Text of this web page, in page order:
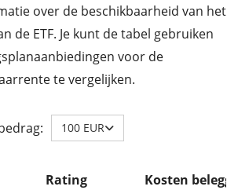
over de beschikbaarheid van het
de ETF. Je kunt de tabel gebruiken
voor de
te vergelijken.
100 EUR
Rating Kosten